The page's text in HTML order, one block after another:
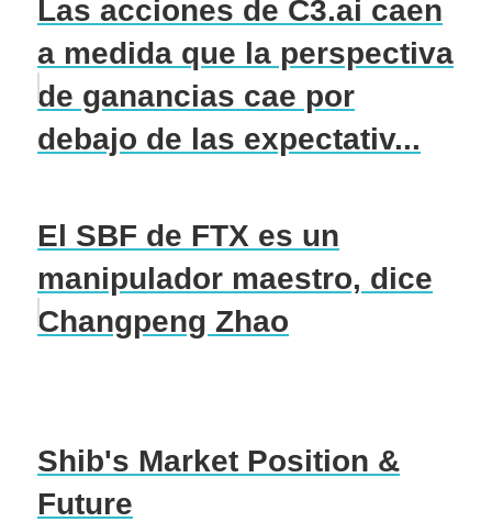
Las acciones de C3.ai caen
a medida que la perspectiva
de ganancias cae por
debajo de las expectativ...
El SBF de FTX es un
manipulador maestro, dice
Changpeng Zhao
Shib's Market Position &
Future